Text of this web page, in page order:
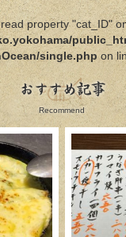
property "cat_ID"
single.phpon
おすすめ記事
Recommend